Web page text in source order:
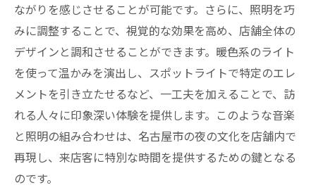
ながりを感じさせることが可能です。さらに、照明を巧
みに調整することで、視覚的な効果を高め、店舗全体の
デザインと調和させることができます。暖色系のライト
を使って温かみを演出し、スポットライトで特定のエレ
メントを引き立たせるなど、一工夫を加えることで、訪
れる人々に印象深い体験を提供します。このような音楽
と照明の組み合わせは、名古屋市の夜の文化を店舗内で
再現し、来店客に特別な時間を提供するための鍵となる
のです。